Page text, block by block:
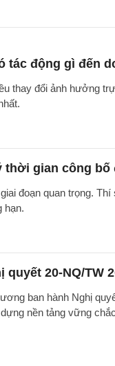
tác động gì đến
thay đổi ảnh hưởng
thời gian công
đoạn quan trọng.
hạn.
20-NQ/TW
ban hành Nghị
nền tảng vững